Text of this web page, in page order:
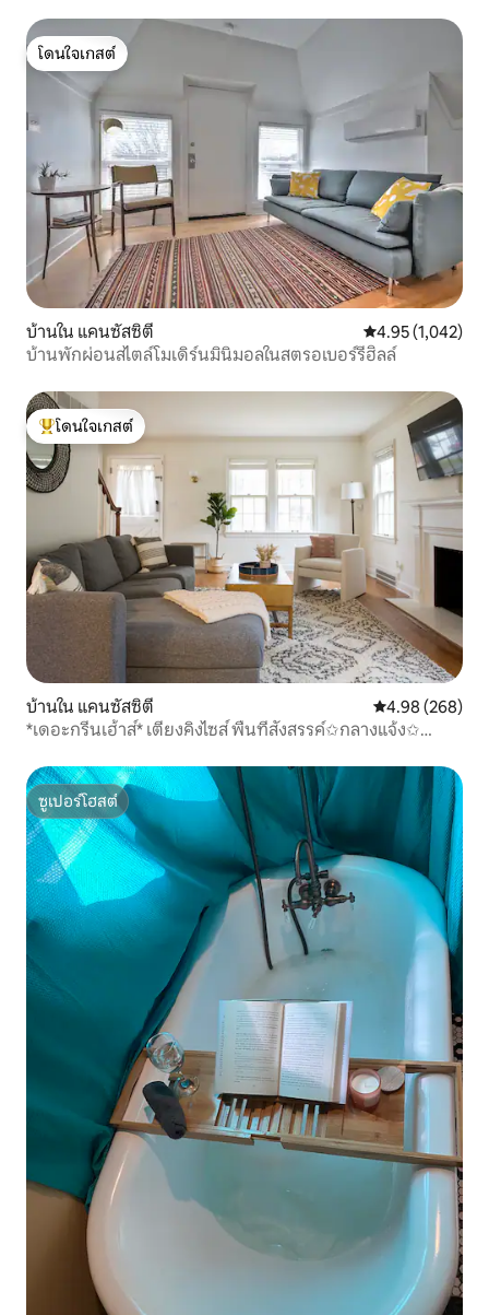
โดนใจเกสต์
โดนใจเกสต์
บ้านใน แคนซัสซิตี คะแนนเฉลี่ย 4.95
4.95 (1,042)
บ้านพักผ่อนสไตล์โมเดิร์นมินิมอลในสตรอเบอร์รี่ฮิลล์
โดนใจเกสต์ที่สุด
โดนใจเกสต์
บ้านใน แคนซัสซิตี คะแนนเฉลี่ย
4.98 (268)
*เดอะกรีนเฮ้าส์* เตียงคิงไซส์ พื้นที่สังสรรค์✩กลางแจ้ง✩
ซูเปอร์โฮสต์
ซูเปอร์โฮสต์